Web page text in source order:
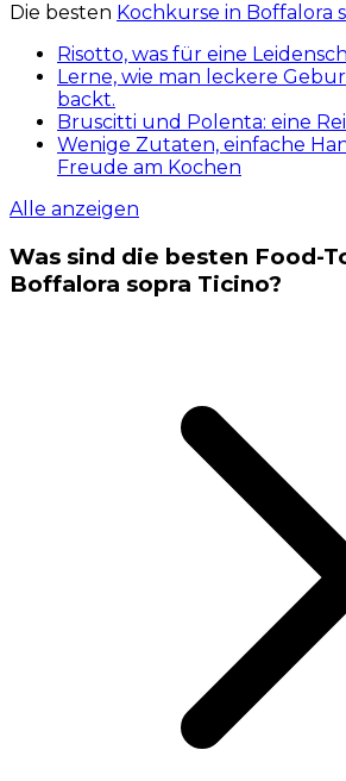
Die besten Kochkurse in Boffalora
Risotto, was für eine
Lerne, wie man leckere
backt.
Bruscitti und Polenta: eine
Wenige Zutaten, einfache
Freude am Kochen
Alle anzeigen
Was sind die besten Food-
Boffalora sopra Ticino?